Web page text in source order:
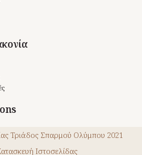
Τριάδος Σπαρμού Ολύμπου 2021
Ιστοσελίδας